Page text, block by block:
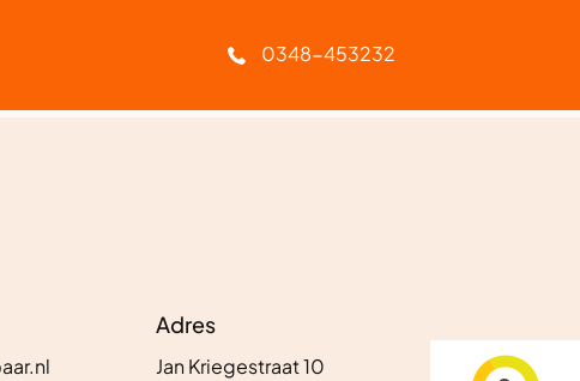
Geen afleverkosten
0348-453232
Adres
Jan Kriegestraat 10